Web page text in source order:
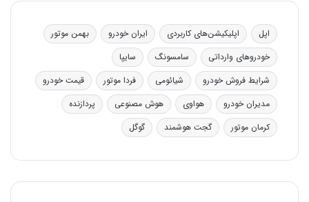
اپل اپلیکیشن‌های کاربردی ایران خودرو
بهمن موتور
خودروهای وارداتی
سامسونگ
سایپا
شرایط فروش خودرو
شیائومی فردا موتور
قیمت خودرو
مدیران خودرو
هواوی هوش مصنوعی
پردازنده
کرمان موتور
گجت هوشمند گوگل